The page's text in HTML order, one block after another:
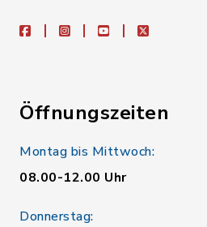
facebookinstagramyoutubeX
Öffnungszeiten
Montag bis Mittwoch:
08.00-12.00 Uhr
Donnerstag: